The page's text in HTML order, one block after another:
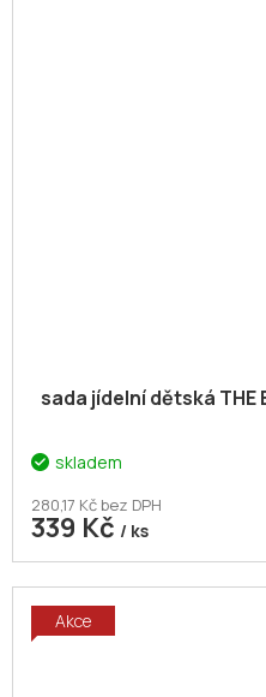
sada jídelní dětská THE
skladem
280,17 Kč bez DPH
339 Kč / ks
Akce